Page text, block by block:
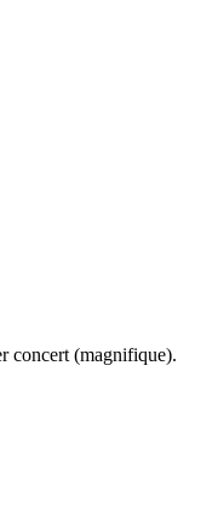
concert (magnifique).